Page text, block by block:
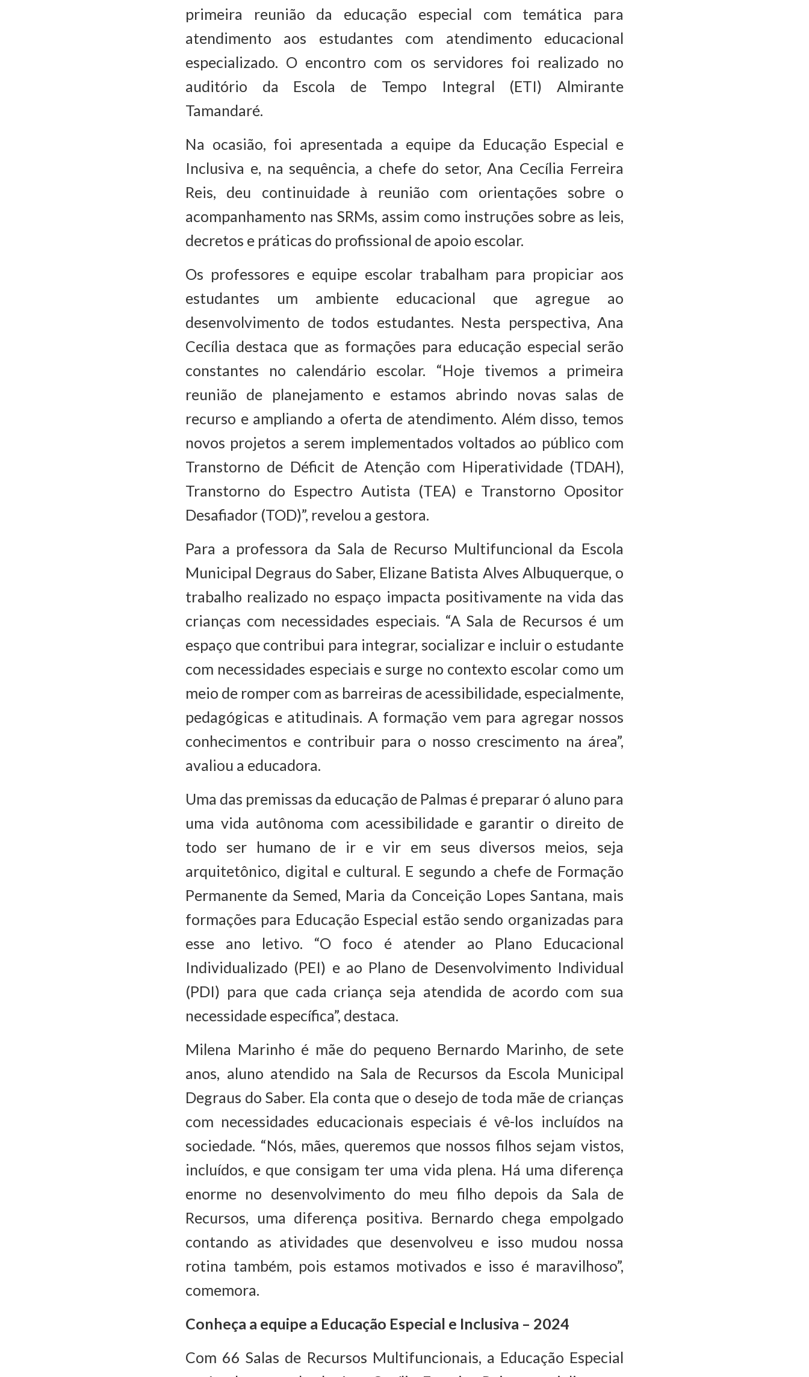
primeira reunião da educação especial com temática para
atendimento aos estudantes com atendimento educacional
especializado. O encontro com os servidores foi realizado no
auditório da Escola de Tempo Integral (ETI) Almirante
Tamandaré.
Na ocasião, foi apresentada a equipe da Educação Especial e
Inclusiva e, na sequência, a chefe do setor, Ana Cecília Ferreira
Reis, deu continuidade à reunião com orientações sobre o
acompanhamento nas SRMs, assim como instruções sobre as leis,
decretos e práticas do profissional de apoio escolar.
Os professores e equipe escolar trabalham para propiciar aos
estudantes um ambiente educacional que agregue ao
desenvolvimento de todos estudantes. Nesta perspectiva, Ana
Cecília destaca que as formações para educação especial serão
constantes no calendário escolar. “Hoje tivemos a primeira
reunião de planejamento e estamos abrindo novas salas de
recurso e ampliando a oferta de atendimento. Além disso, temos
novos projetos a serem implementados voltados ao público com
Transtorno de Déficit de Atenção com Hiperatividade (TDAH),
Transtorno do Espectro Autista (TEA) e Transtorno Opositor
Desafiador (TOD)”, revelou a gestora.
Para a professora da Sala de Recurso Multifuncional da Escola
Municipal Degraus do Saber, Elizane Batista Alves Albuquerque, o
trabalho realizado no espaço impacta positivamente na vida das
crianças com necessidades especiais. “A Sala de Recursos é um
espaço que contribui para integrar, socializar e incluir o estudante
com necessidades especiais e surge no contexto escolar como um
meio de romper com as barreiras de acessibilidade, especialmente,
pedagógicas e atitudinais. A formação vem para agregar nossos
conhecimentos e contribuir para o nosso crescimento na área”,
avaliou a educadora.
Uma das premissas da educação de Palmas é preparar ó aluno para
uma vida autônoma com acessibilidade e garantir o direito de
todo ser humano de ir e vir em seus diversos meios, seja
arquitetônico, digital e cultural. E segundo a chefe de Formação
Permanente da Semed, Maria da Conceição Lopes Santana, mais
formações para Educação Especial estão sendo organizadas para
esse ano letivo. “O foco é atender ao Plano Educacional
Individualizado (PEI) e ao Plano de Desenvolvimento Individual
(PDI) para que cada criança seja atendida de acordo com sua
necessidade específica”, destaca.
Milena Marinho é mãe do pequeno Bernardo Marinho, de sete
anos, aluno atendido na Sala de Recursos da Escola Municipal
Degraus do Saber. Ela conta que o desejo de toda mãe de crianças
com necessidades educacionais especiais é vê-los incluídos na
sociedade. “Nós, mães, queremos que nossos filhos sejam vistos,
incluídos, e que consigam ter uma vida plena. Há uma diferença
enorme no desenvolvimento do meu filho depois da Sala de
Recursos, uma diferença positiva. Bernardo chega empolgado
contando as atividades que desenvolveu e isso mudou nossa
rotina também, pois estamos motivados e isso é maravilhoso”,
comemora.
Conheça a equipe a Educação Especial e Inclusiva – 2024
Com 66 Salas de Recursos Multifuncionais, a Educação Especial